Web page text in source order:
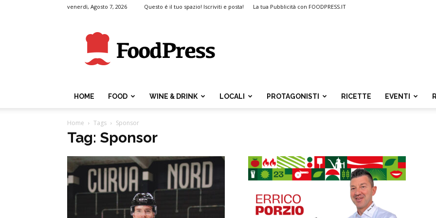
venerdì, Agosto 7, 2026 Questo é il tuo spazio! Iscriviti e posta! La tua Pubblicità con FOODPRESS.IT
FoodPress
HOME FOOD WINE & DRINK LOCALI PROTAGONISTI RICETTE EVENTI
Home Tags Sponsor
Tag: Sponsor